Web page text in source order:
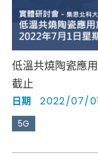
低溫共燒陶瓷應
截止
日期 2022/07/
5G